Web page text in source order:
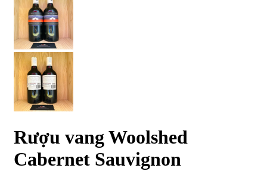
Rượu vang Woolshed
Cabernet Sauvignon